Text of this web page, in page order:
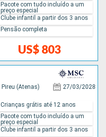
US$ 803
Pacote com tudo incluído a um
preço especial
Clube infantil a partir dos 3 anos
Pensão completa
Pireu (Atenas) 27/03/2028
Crianças grátis até 12 anos
Pacote com tudo incluído a um
preço especial
Clube infantil a partir dos 3 anos